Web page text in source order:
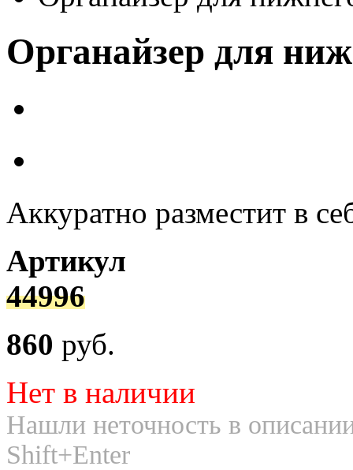
Органайзер для
Аккуратно разместит в
Артикул
44996
860 руб.
Нет в наличии
Нашли неточность в
Shift+Enter